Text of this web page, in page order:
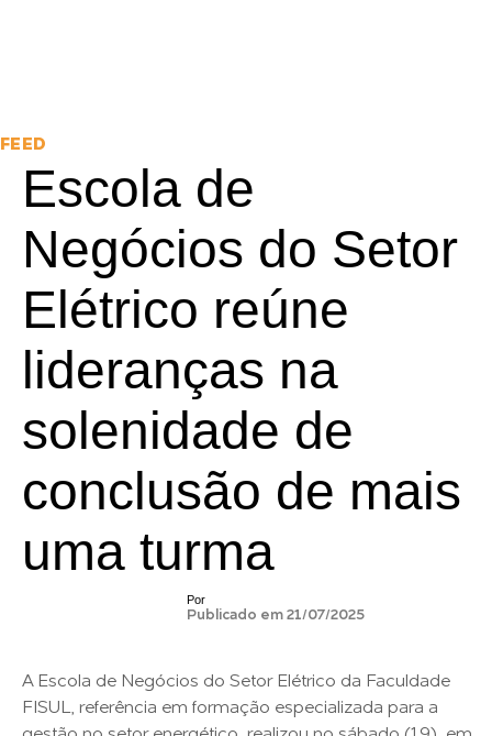
FEED
Escola de
Negócios do Setor
Elétrico reúne
lideranças na
solenidade de
conclusão de mais
uma turma
Por
Publicado em 21/07/2025
A Escola de Negócios do Setor Elétrico da Faculdade
FISUL, referência em formação especializada para a